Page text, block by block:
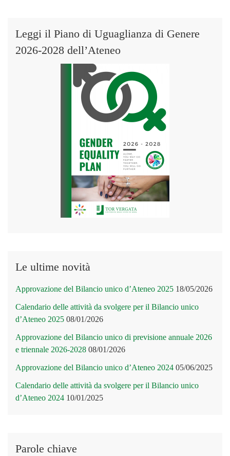
Leggi il Piano di Uguaglianza di Genere
2026-2028 dell’Ateneo
Le ultime novità
Approvazione del Bilancio unico d’Ateneo 2025 18/05/2026
Calendario delle attività da svolgere per il Bilancio unico
d’Ateneo 2025 08/01/2026
Approvazione del Bilancio unico di previsione annuale 2026
e triennale 2026-2028 08/01/2026
Approvazione del Bilancio unico d’Ateneo 2024 05/06/2025
Calendario delle attività da svolgere per il Bilancio unico
d’Ateneo 2024 10/01/2025
Parole chiave